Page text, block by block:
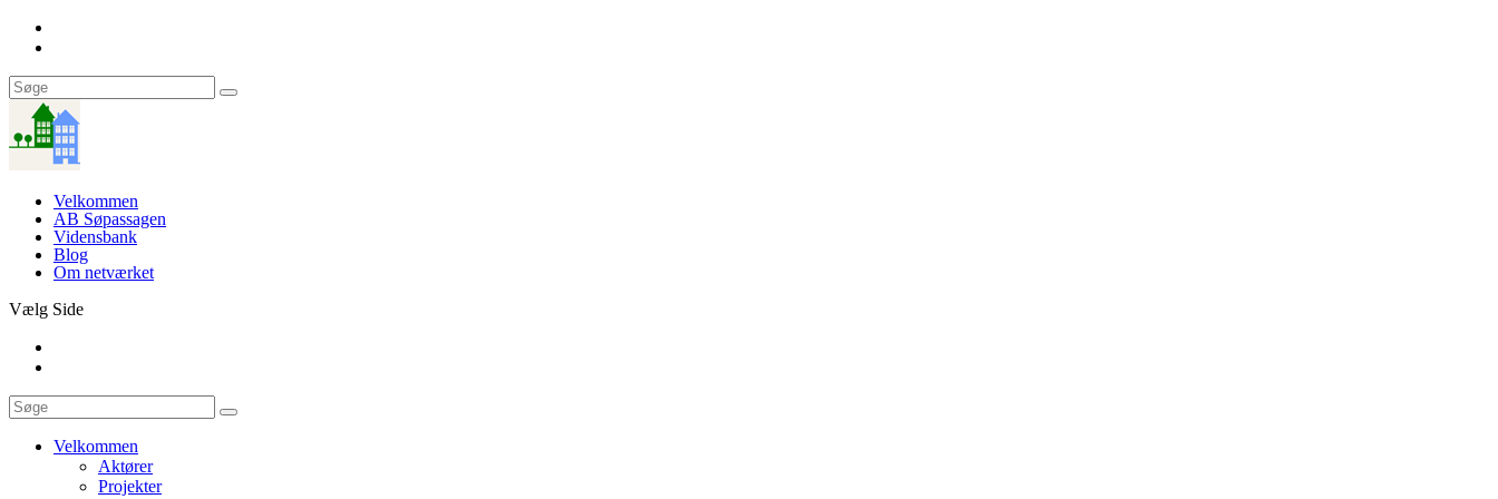
Velkommen
AB Søpassagen
Vidensbank
Blog
Om netværket
Vælg Side
Velkommen
Aktører
Projekter